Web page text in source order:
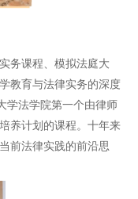
务课程、模拟法庭大
教育与法律实务的深度
学法学院第一个由律师
养计划的课程。十年来
前法律实践的前沿思